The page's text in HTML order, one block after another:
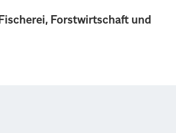
Forstwirtschaft und